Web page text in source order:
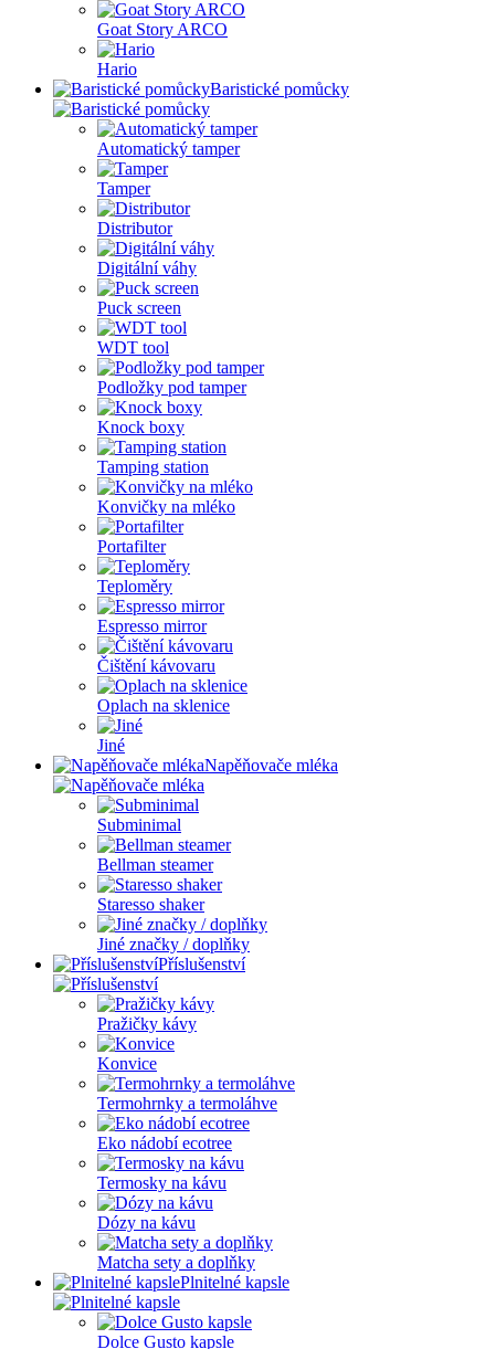
Goat Story ARCO
Hario
Baristické pomůcky
Automatický tamper
Tamper
Distributor
Digitální váhy
Puck screen
WDT tool
Podložky pod tamper
Knock boxy
Tamping station
Konvičky na mléko
Portafilter
Teploměry
Espresso mirror
Čištění kávovaru
Oplach na sklenice
Jiné
Napěňovače mléka
Subminimal
Bellman steamer
Staresso shaker
Jiné značky / doplňky
Příslušenství
Pražičky kávy
Konvice
Termohrnky a termoláhve
Eko nádobí ecotree
Termosky na kávu
Dózy na kávu
Matcha sety a doplňky
Plnitelné kapsle
Dolce Gusto kapsle